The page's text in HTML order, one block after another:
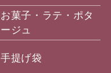
お菓子・ラテ・ポタ
ージュ
手提げ袋